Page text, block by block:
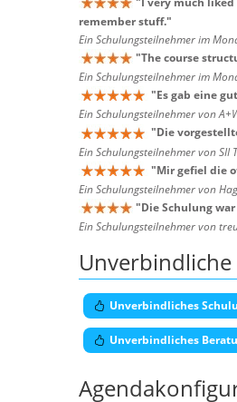
remember stuff."
Ein Schulungsteilnehmer im
"The course
Ein Schulungsteilnehmer im
"Es gab eine
Ein Schulungsteilnehmer von
"Die
Ein Schulungsteilnehmer von
"Mir gefiel die
Ein Schulungsteilnehmer von
"Die Schulung
Ein Schulungsteilnehmer von
Unverbindliches
Unverbindliches